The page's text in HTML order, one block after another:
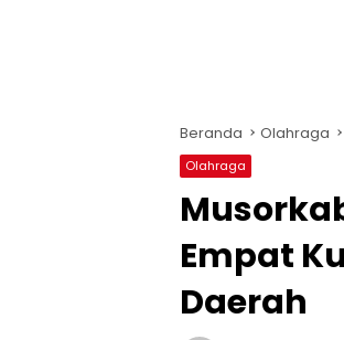
Beranda Olahraga
Olahraga
Empat
Daerah